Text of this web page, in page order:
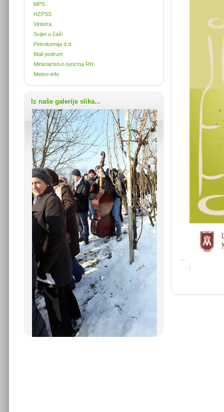
MPS
HZPSS
Vinistra
Svijet u čaši
Petrokemija d.d.
Mali podrum
Ministartstvo turizma RH
Meteo-info
Iz naše galerije slika...